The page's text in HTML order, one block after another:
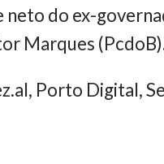
neto do ex-
Marques
Porto Digital,